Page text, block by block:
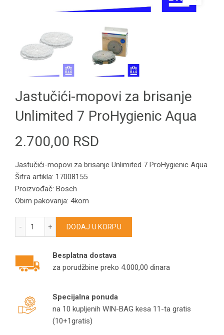
Jastučići-mopovi za brisanje
Unlimited 7 ProHygienic Aqua
2.700,00 RSD
Jastučići-mopovi za brisanje Unlimited 7 ProHygienic Aqua
Šifra artikla: 17008155
Proizvođač: Bosch
Obim pakovanja: 4kom
Jastučići-mopovi za brisanje Unlimited 7 ProHygienic Aqua
DODAJ U KORPU
Besplatna dostava
za porudžbine preko 4.000,00 dinara
Specijalna ponuda
na 10 kupljenih WIN-BAG kesa 11-ta gratis
(10+1gratis)